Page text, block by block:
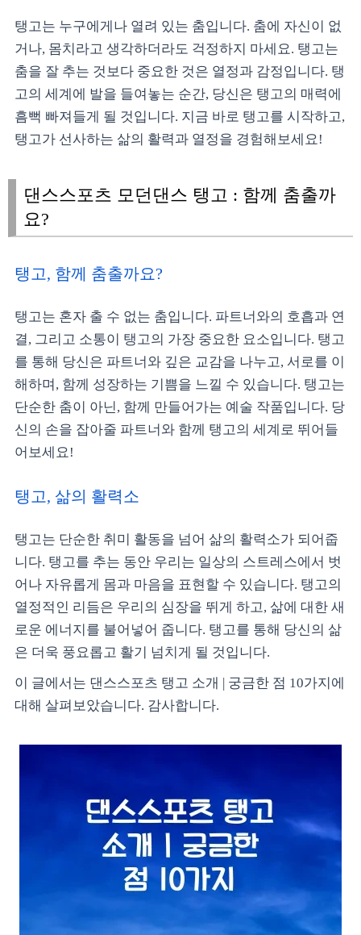
탱고는 누구에게나 열려 있는 춤입니다. 춤에 자신이 없
거나, 몸치라고 생각하더라도 걱정하지 마세요. 탱고는
춤을 잘 추는 것보다 중요한 것은 열정과 감정입니다. 탱
고의 세계에 발을 들여놓는 순간, 당신은 탱고의 매력에
흠뻑 빠져들게 될 것입니다. 지금 바로 탱고를 시작하고,
탱고가 선사하는 삶의 활력과 열정을 경험해보세요!
댄스스포츠 모던댄스 탱고 : 함께 춤출까
요?
탱고, 함께 춤출까요?
탱고는 혼자 출 수 없는 춤입니다. 파트너와의 호흡과 연
결, 그리고 소통이 탱고의 가장 중요한 요소입니다. 탱고
를 통해 당신은 파트너와 깊은 교감을 나누고, 서로를 이
해하며, 함께 성장하는 기쁨을 느낄 수 있습니다. 탱고는
단순한 춤이 아닌, 함께 만들어가는 예술 작품입니다. 당
신의 손을 잡아줄 파트너와 함께 탱고의 세계로 뛰어들
어보세요!
탱고, 삶의 활력소
탱고는 단순한 취미 활동을 넘어 삶의 활력소가 되어줍
니다. 탱고를 추는 동안 우리는 일상의 스트레스에서 벗
어나 자유롭게 몸과 마음을 표현할 수 있습니다. 탱고의
열정적인 리듬은 우리의 심장을 뛰게 하고, 삶에 대한 새
로운 에너지를 불어넣어 줍니다. 탱고를 통해 당신의 삶
은 더욱 풍요롭고 활기 넘치게 될 것입니다.
이 글에서는 댄스스포츠 탱고 소개 | 궁금한 점 10가지에
대해 살펴보았습니다. 감사합니다.